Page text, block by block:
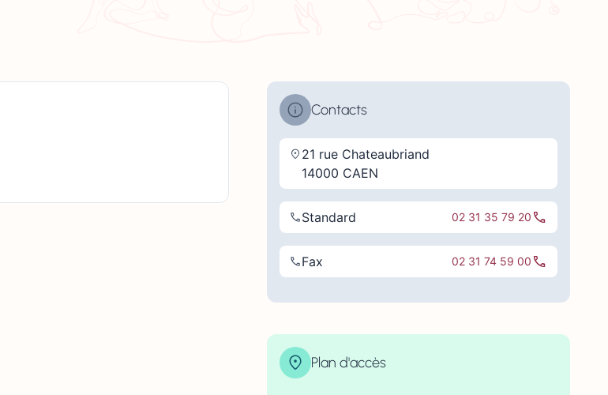
Contacts
21 rue Chateaubriand
14000 CAEN
Standard 02 31 35 79 20
Fax 02 31 74 59 00
Plan d'accès